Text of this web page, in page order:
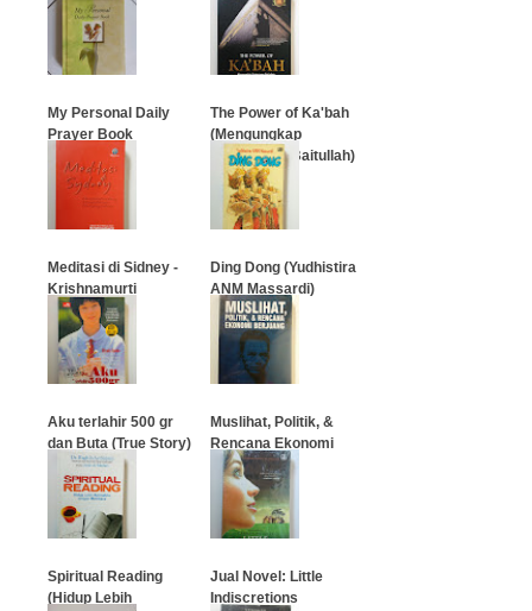
My Personal Daily
Prayer Book
The Power of Ka'bah
(Mengungkap
Keagungan Baitullah)
Meditasi di Sidney -
Krishnamurti
Ding Dong (Yudhistira
ANM Massardi)
…
Aku terlahir 500 gr
dan Buta (True Story)
Muslihat, Politik, &
Rencana Ekonomi
Berjuang
…
Spiritual Reading
(Hidup Lebih
Jual Novel: Little
Indiscretions